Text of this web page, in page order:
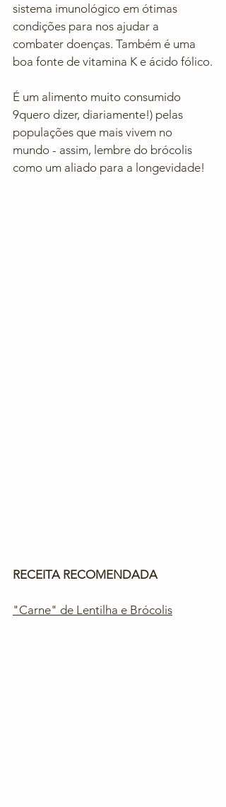
sistema imunológico em ótimas
condições para nos ajudar a
combater doenças. Também é uma
boa fonte de vitamina K e ácido fólico.
É um alimento muito consumido
9quero dizer, diariamente!) pelas
populações que mais vivem no
mundo - assim, lembre do brócolis
como um aliado para a longevidade!
RECEITA RECOMENDADA
"Carne" de Lentilha e Brócolis